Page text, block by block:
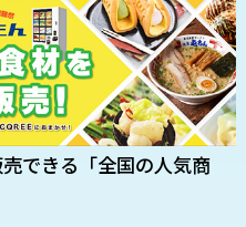
できる「全国の人気商